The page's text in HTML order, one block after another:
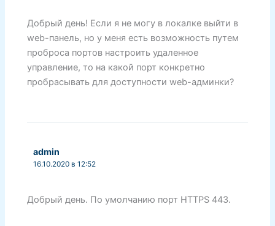
Добрый день! Если я не могу в локалке выйти в
web-панель, но у меня есть возможность путем
проброса портов настроить удаленное
управление, то на какой порт конкретно
пробрасывать для доступности web-админки?
admin
16.10.2020 в 12:52
Добрый день. По умолчанию порт HTTPS 443.